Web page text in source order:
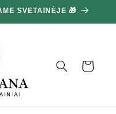
SVETAINĖJE 🎁
Krepšelis